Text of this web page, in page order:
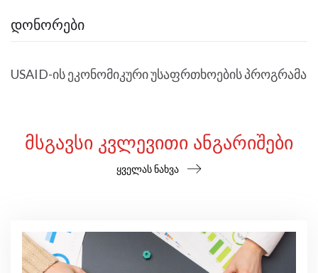
ᲓᲝᲜᲝᲠᲔᲑᲘ
USAID-ის ეკონომიკური უსაფრთხოების პროგრამა
ᲛᲡᲒᲐᲕᲡᲘ ᲙᲕᲚᲔᲕᲘᲗᲘ ᲐᲜᲒᲐᲠᲘᲨᲔᲑᲘ
ყველას ნახვა